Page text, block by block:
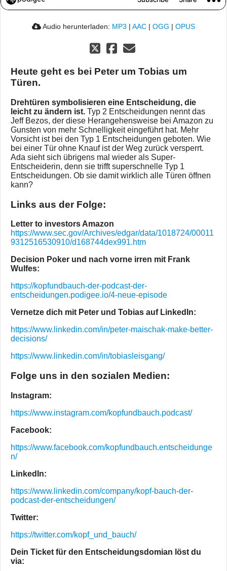
Audio herunterladen: MP3 | AAC | OGG | OPUS
Heute geht es bei Peter um Tobias um
Türen.
Drehtüren symbolisieren eine Entscheidung, die
leicht zu ändern ist. Typ 2 Entscheidungen nennt das
Jeff Bezos, der diese Herangehensweise bei Amazon zu
Gunsten von mehr Schnelligkeit eingeführt hat. Mehr
Vorsicht ist bei den Typ 1 Entscheidungen geboten. Wie
bei einer Tür ohne Knauf ist der Weg zurück versperrt.
Ada sieht sich übrigens mal wieder als Super-
Entscheiderin, denn sie trifft superschnelle Typ 1
Entscheidungen. Ob sie damit wirklich alle Türen öffnen
kann?
Links aus der Folge:
Letter to investors Amazon
https://www.sec.gov/Archives/edgar/data/1018724/00011
9312516530910/d168744dex991.htm
Decision Poker und nach vorne irren mit Frank
Wulfes:
https://kopfundbauch-der-podcast-der-
entscheidungen.podigee.io/4-neue-episode
Vernetze dich mit Peter und Tobias auf LinkedIn:
https://www.linkedin.com/in/peter-maischak-make-better-
decisions/
https://www.linkedin.com/in/tobiasleisgang/
Folge uns in den sozialen Medien:
Instagram:
https://www.instagram.com/kopfundbauch.podcast/
Facebook:
https://www.facebook.com/kopfundbauch.entscheidunge
n/
LinkedIn:
https://www.linkedin.com/company/kopf-bauch-der-
podcast-der-entscheidungen/
Twitter:
https://twitter.com/kopf_und_bauch/
Dein Ticket für den Entscheidungsdomian löst du
via: